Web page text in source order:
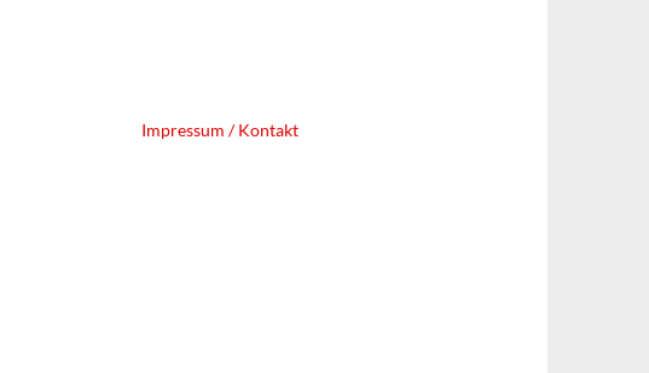
Impressum / Kontakt